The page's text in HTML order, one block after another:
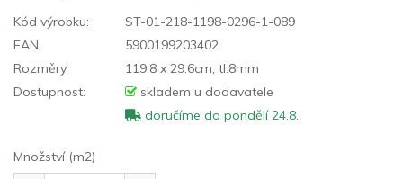
Kód výrobku:
ST-01-218-1198-0296-1-089
EAN
5900199203402
Rozměry
119.8 x 29.6cm, tl:8mm
Dostupnost:
skladem u dodavatele
doručíme do pondělí 24.8.
Množství (m2)